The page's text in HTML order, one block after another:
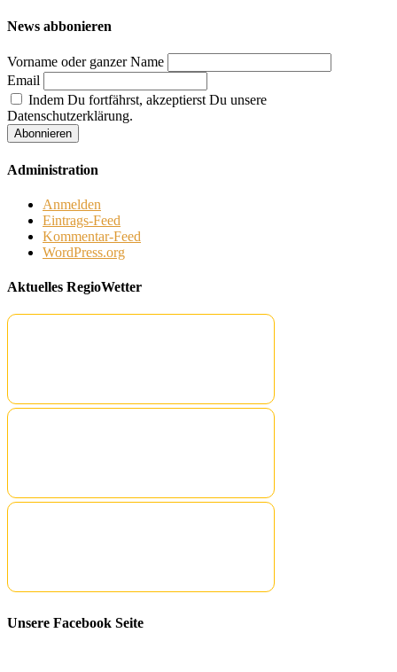
News abbonieren
Vorname oder ganzer Name
Email
Indem Du fortfährst, akzeptierst Du unsere
Datenschutzerklärung.
Administration
Anmelden
Eintrags-Feed
Kommentar-Feed
WordPress.org
Aktuelles RegioWetter
Unsere Facebook Seite